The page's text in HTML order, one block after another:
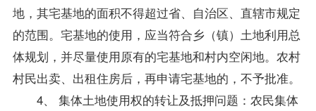
地，其宅基地的面积不得超过省、自治区、直辖市规定
的范围。宅基地的使用，应当符合乡（镇）土地利用总
体规划，并尽量使用原有的宅基地和村内空闲地。农村
村民出卖、出租住房后，再申请宅基地的，不予批准。
4、 集体土地使用权的转让及抵押问题：农民集体